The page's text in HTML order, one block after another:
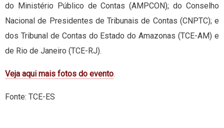
do Ministério Público de Contas (AMPCON); do Conselho
Nacional de Presidentes de Tribunais de Contas (CNPTC); e
dos Tribunal de Contas do Estado do Amazonas (TCE-AM) e
de Rio de Janeiro (TCE-RJ).
Veja aqui mais fotos do evento.
Fonte: TCE-ES